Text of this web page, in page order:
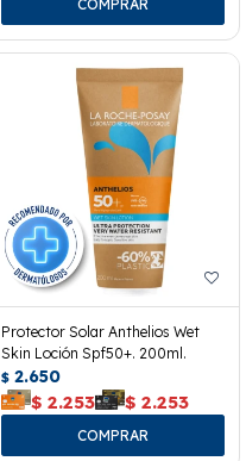
Protector Solar Anthelios Wet
Skin Loción Spf50+. 200ml.
$ 2.650
$ 2.253 $ 2.253